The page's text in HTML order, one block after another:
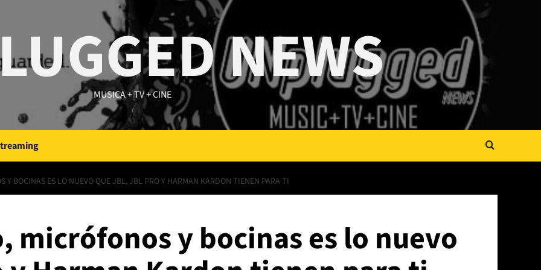
NEWS
MUSICA + TV + CINE
Y BOCINAS ES LO NUEVO QUE JBL, JBL PRO Y HARMAN KARDON TIENEN PARA TI
micrófonos y bocinas es lo nuevo